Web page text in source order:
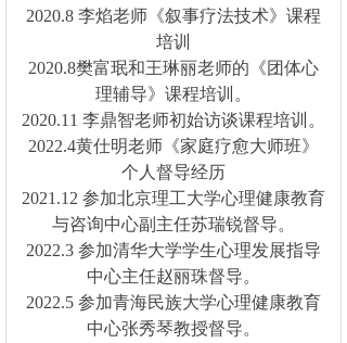
2020.8 李焰老师《叙事疗法技术》课程
培训
2020.8樊富珉和王琳丽老师的《团体心
理辅导》课程培训。
2020.11 李鼎智老师初始访谈课程培训。
2022.4黄仕明老师《家庭疗愈大师班》
个人督导经历
2021.12 参加北京理工大学心理健康教育
与咨询中心副主任苏瑞锐督导。
2022.3 参加清华大学学生心理发展指导
中心主任赵丽珠督导。
2022.5 参加青海民族大学心理健康教育
中心张秀琴教授督导。